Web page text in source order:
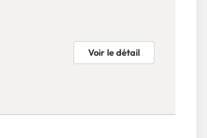
Voir le détail